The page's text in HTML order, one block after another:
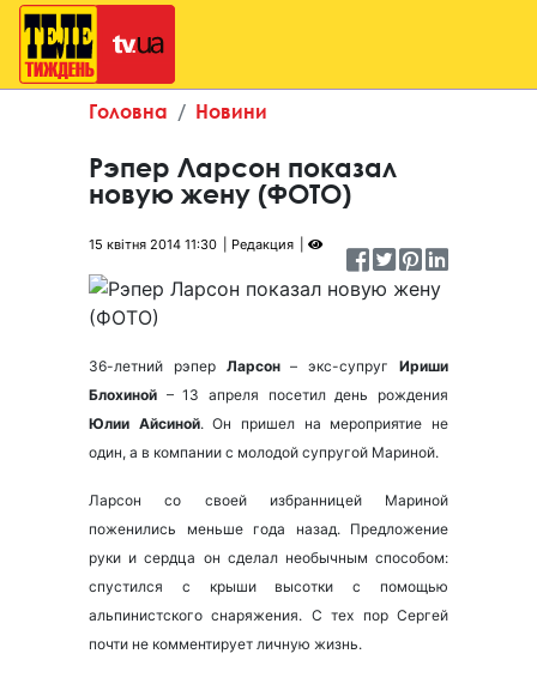
Головна Новини
Рэпер Ларсон показал
новую жену (ФОТО)
15 квітня 2014 11:30 Редакция
36-летний рэпер Ларсон– экс-супругИриши
Блохиной – 13 апреля посетил день рождения
Юлии Айсиной. Он пришел на мероприятие не
один, а в компании с молодой супругой Мариной.
Ларсон со своей избранницей Мариной
поженились меньше года назад. Предложение
руки и сердца он сделал необычным способом:
спустился с крыши высотки с помощью
альпинистского снаряжения. С тех пор Сергей
почти не комментирует личную жизнь.